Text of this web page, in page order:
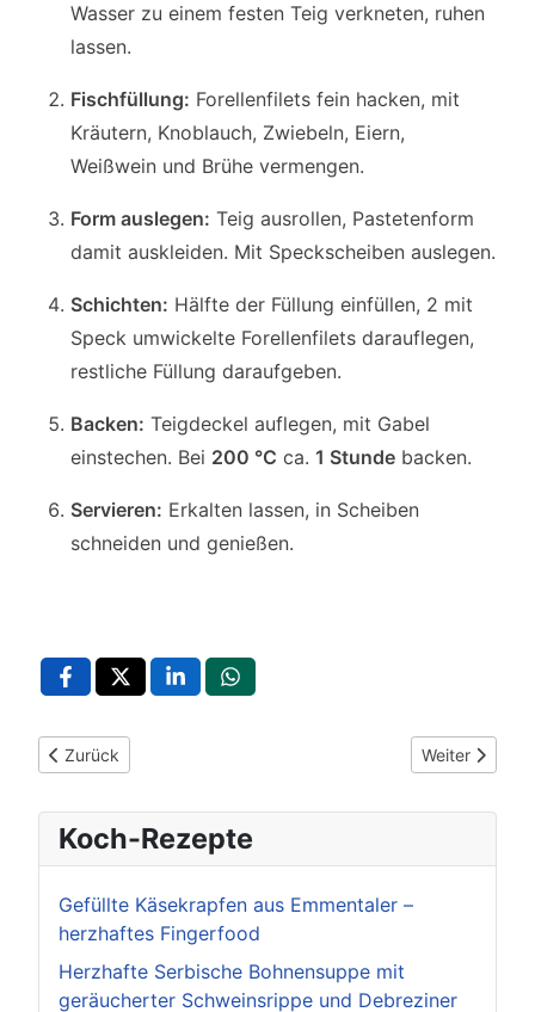
Wasser zu einem festen Teig verkneten, ruhen
lassen.
Fischfüllung: Forellenfilets fein hacken, mit
Kräutern, Knoblauch, Zwiebeln, Eiern,
Weißwein und Brühe vermengen.
Form auslegen: Teig ausrollen, Pastetenform
damit auskleiden. Mit Speckscheiben auslegen.
Schichten: Hälfte der Füllung einfüllen, 2 mit
Speck umwickelte Forellenfilets darauflegen,
restliche Füllung daraufgeben.
Backen: Teigdeckel auflegen, mit Gabel
einstechen. Bei 200 °C ca.1 Stunde backen.
Servieren: Erkalten lassen, in Scheiben
schneiden und genießen.
Vorheriger Beitrag: Deftige Terrine mit Champignons –
Zurück Nächster
Weiter
Koch-Rezepte
Gefüllte Käsekrapfen aus Emmentaler –
herzhaftes Fingerfood
Herzhafte Serbische Bohnensuppe mit
geräucherter Schweinsrippe und Debreziner